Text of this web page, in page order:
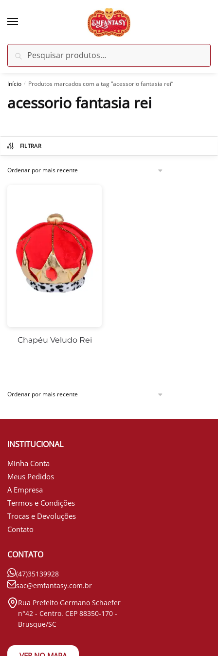
por:
Pesquisar
Início / Produtos marcados com a tag “acessorio fantasia rei”
acessorio fantasia rei
FILTRAR
Chapéu Veludo Rei
INSTITUCIONAL
Minha Conta
Meus Pedidos
A Empresa
Termos e Condições
Trocas e Devoluções
Contato
CONTATO
(47)35139928
sac@emfantasy.com.br
Rua Prefeito Germano Schaefer
n°42 - Centro. CEP 88350-170 -
Brusque/SC